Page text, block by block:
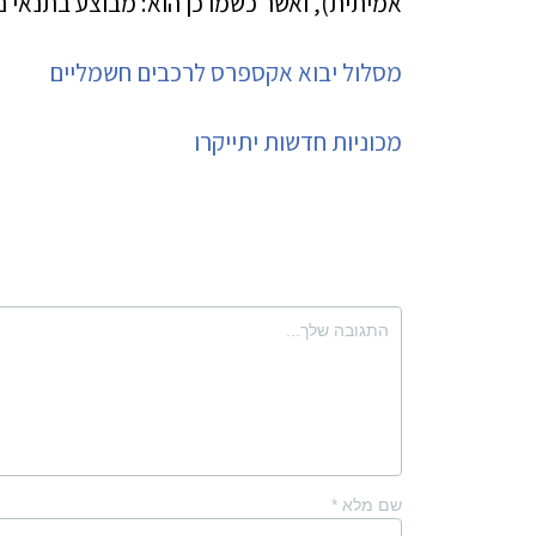
מסלול יבוא אקספרס לרכבים חשמליים
מכוניות חדשות יתייקרו
שם מלא *